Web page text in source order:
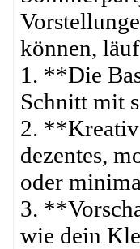
können,
1. **Die
Schnitt mit
2. **Kreativ
dezentes,
oder
3.
wie dein